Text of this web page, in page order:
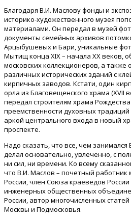
Благодаря В.И. Маслову фонды и
историко-художественного музея
материалами. Он передал в музей
документы семейных архивов
Арцыбушевых и Бари, уникальные
Мытищ конца XIX – начала XX веков,
московских коллекционеров, а также
различных исторических зданий с
кирпичных заводов. Кстати, один
орла из Благовещенского храма (XVII
передал строителям храма
преемственности духовных
аркой центрального входа в новый
проспекте.
Надо сказать, что все, чем
делал основательно, увлеченно, с
ни сил, ни времени. Ко всему
что В.И. Маслов – почетный работник
России, член Союза краеведов
инженерных общественных
России, автор многочисленных
Москвы и Подмосковья.